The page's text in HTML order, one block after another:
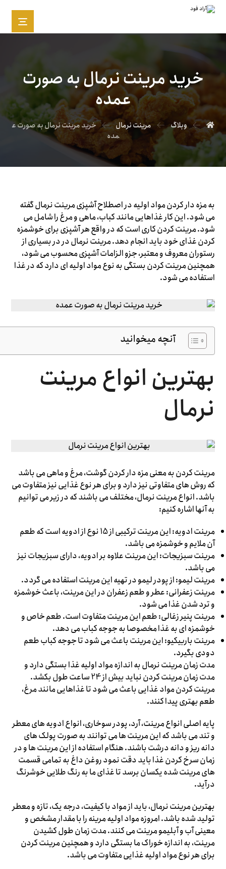
خرید مرینت نرمال به صورت
عمده
وبلاگ مرینت نرمال
خرید مرینت نرمال به صورت ع
مده
به مزه دار کردن مواد اولیه در اصطلاح آشپزی مرینت نرمال گفته
می شود. این کار غذاهایی مانند کباب، ماهی و مرغ را شامل می
شود. مرینت کردن کاری است که در واقع هر آشپزی برای خوشمزه
کردن غذای خود باید انجام دهد. مرینت نرمال در در بسیاری از
رستوران معروف و معتبر، جزو الزامات آشپزی محسوب می شود،
همچنین مرینت کردن بستگی به نوع مواد اولیه ای دارد که در غذا
استفاده می شود.
آنچه میخوانید
بهترین انواع مرینت
نرمال
مرینت کردن به معنی مزه دار کردن گوشت، مرغ و ماهی می باشد
که روش های متفاوتی نیز دارد و برای هر نوع غذایی نیز متفاوت می
باشد. انواع مرینت نرمال، مختلف می باشند که در زیر می توانیم
به آنها اشاره کنیم:
مرینت ادویه: این مرینت ترکیبی از 15 نوع از ادویه است که طعم
آن ملایم و خوشمزه می باشد.
مرینت سبزیجات: این مرینت علاوه بر ادویه، دارای سبزیجات نیز
می باشد.
مرینت لیمو: از پودر لیمو در تهیه این مرینت استفاده می گردد.
مرینت زعفرانی: عطر و طعم زعفران در این مرینت، باعث خوشمزه
و ترد شدن غذا می شود.
مرینت پنیر زغالی: طعم این مرینت متفاوت است. طعم خاص و
خوشمزه ای به غذا مخصوصا به جوجه کباب می دهد.
مرینت باربیکیو: این مرینت باعث می شود تا جوجه کباب طعم
دودی بگیرد.
مدت زمان مرینت نرمال به اندازه مواد اولیه غذا بستگی دارد و
مدت زمان مرینت کردن نباید بیش از 24 ساعت طول بکشد.
مرینت کردن مواد غذایی باعث می شود تا غذاهایی مانند مرغ،
طعم بهتری پیدا کنند.
پایه اصلی انواع مرینت، آرد، پودر سوخاری، انواع ادویه های معطر
و تند می باشد که این مرینت ها می توانند به صورت پولک های
دانه ریز و دانه درشت باشند. هنگام استفاده از این مرینت ها و در
زمان سرخ کردن غذا باید دقت نمود روغن داغ به تمامی قسمت
های مرینت شده یکسان برسد تا غذای ما به رنگ طلایی خوشرنگ
درآید.
بهترین مرینت نرمال، باید از مواد با کیفیت، درجه یک، تازه و معطر
تولید شده باشد. امروزه مواد اولیه مرینه را با مقدار مشخص و
معینی آب و آبلیمو مرینت می کنند. مدت زمان طول کشیدن
مرینت، به اندازه خوراک ما بستگی دارد و همچنین مرینت کردن
برای هر نوع مواد اولیه غذایی متفاوت می باشد.